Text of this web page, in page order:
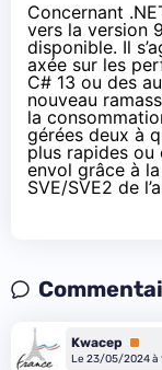
Concernant
vers la version
disponible. Il
axée sur les
C# 13 ou des
nouveau
la
gérées deux à
plus rapides ou
envol grâce à
SVE/SVE2 de
Kwacep
Le 23/05/2024 à